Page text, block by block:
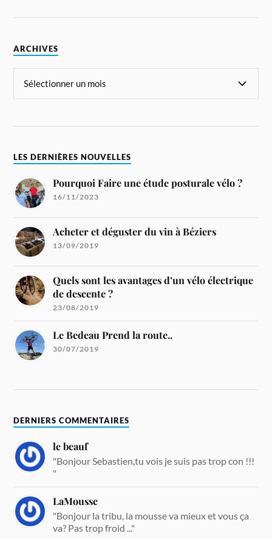
ARCHIVES
LES DERNIÈRES NOUVELLES
Pourquoi Faire une étude posturale vélo ?
16/11/2023
Acheter et déguster du vin à Béziers
13/09/2019
Quels sont les avantages d’un vélo électrique
de descente ?
23/08/2019
Le Bedeau Prend la route..
30/07/2019
DERNIERS COMMENTAIRES
le beauf
"Bonjour Sebastien,tu vois je suis pas trop con !!!
"
LaMousse
"Bonjour la tribu, la mousse va mieux et vous ça
va? Pas trop froid ..."